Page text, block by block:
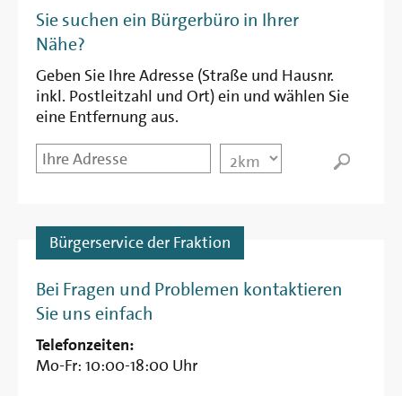
Sie suchen ein Bürgerbüro in Ihrer
Nähe?
Geben Sie Ihre Adresse (Straße und Hausnr.
inkl. Postleitzahl und Ort) ein und wählen Sie
eine Entfernung aus.
Startpunkt
Entfernung
Bürgerservice der Fraktion
Bei Fragen und Problemen kontaktieren
Sie uns einfach
Telefonzeiten:
Mo-Fr: 10:00-18:00 Uhr